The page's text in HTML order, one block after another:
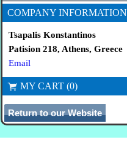
COMPANY INFORMATION
Tsapalis Konstantinos
Patision 218, Athens, Greece
Email
MY CART (0)